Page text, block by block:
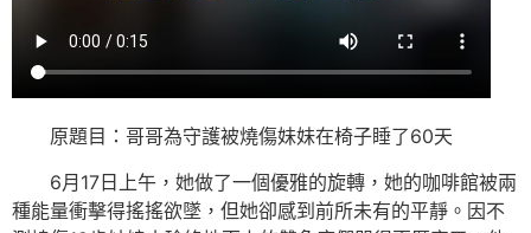
原題目：哥哥為守護被燒傷妹妹在椅子睡了60天
6月17日上午，她做了一個優雅的旋轉，她的咖啡館被兩
種能量衝擊得搖搖欲墜，但她卻感到前所未有的平靜。因不